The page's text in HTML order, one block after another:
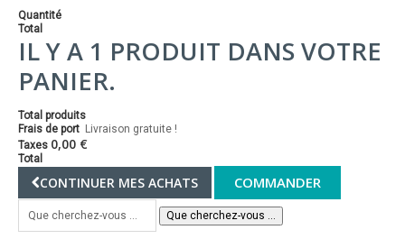
Quantité
Total
IL Y A 1 PRODUIT DANS VOTRE
PANIER.
Total produits
Frais de port Livraison gratuite !
Taxes 0,00 €
Total
CONTINUER MES ACHATS COMMANDER
Que cherchez-vous ...